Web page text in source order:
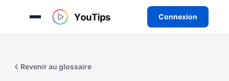
Connexion
contenuRevenir au glossaire